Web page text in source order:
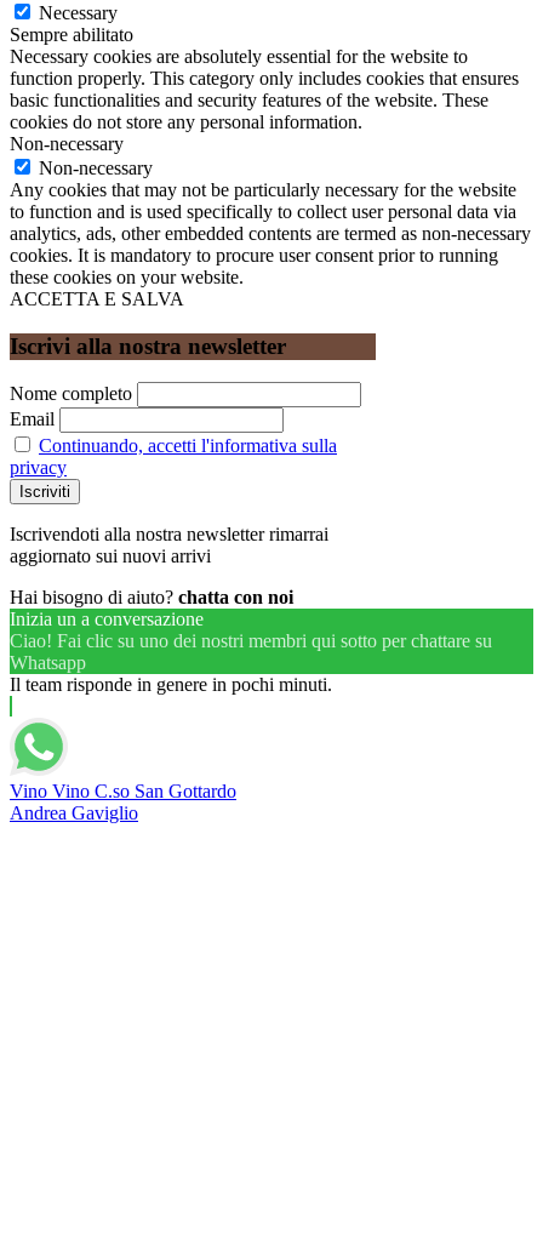
Necessary
Sempre abilitato
Necessary cookies are absolutely essential for the website to
function properly. This category only includes cookies that ensures
basic functionalities and security features of the website. These
cookies do not store any personal information.
Non-necessary
Non-necessary
Any cookies that may not be particularly necessary for the website
to function and is used specifically to collect user personal data via
analytics, ads, other embedded contents are termed as non-necessary
cookies. It is mandatory to procure user consent prior to running
these cookies on your website.
ACCETTA E SALVA
Iscrivi alla nostra newsletter
Nome completo
Email
Continuando, accetti l'informativa sulla
privacy
Iscrivendoti alla nostra newsletter rimarrai
aggiornato sui nuovi arrivi
Hai bisogno di aiuto? chatta con noi
Inizia un a conversazione
Ciao! Fai clic su uno dei nostri membri qui sotto per chattare su
Whatsapp
Il team risponde in genere in pochi minuti.
Vino Vino C.so San Gottardo
Andrea Gaviglio